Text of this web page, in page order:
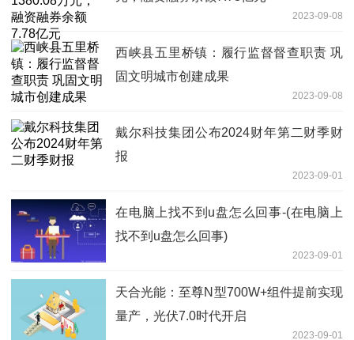
2023-09-08
西峡县五里桥镇：履行监督督查职责 巩
固文明城市创建成果
2023-09-08
戴尔科技集团公布2024财年第二财季财
报
2023-09-01
在电脑上找不到u盘怎么回事-(在电脑上
找不到u盘怎么回事)
2023-09-01
天合光能：至尊N型700W+组件提前实现
量产，光伏7.0时代开启
2023-09-01